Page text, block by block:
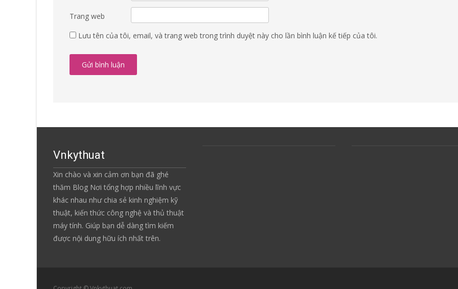
Trang web
Lưu tên của tôi, email, và trang web trong trình duyệt này cho lần bình luận kế tiếp của tôi.
Vnkythuat
Xin chào và xin cảm ơn bạn đã ghé
thăm Blog Nơi tổng hợp nhiều lĩnh vực
khác nhau như chia sẻ kinh nghiệm kỹ
thuật, kiến thức công nghệ và thủ thuật
máy tính. Giúp bạn dễ dàng tìm kiếm
được nội dung hữu ích nhất trên.